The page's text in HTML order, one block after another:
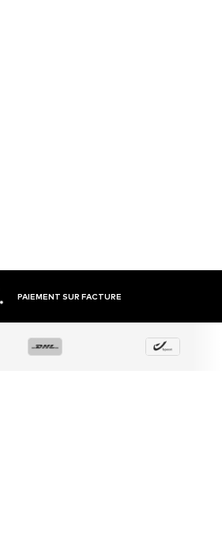
PAIEMENT SUR FACTURE